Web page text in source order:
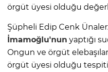
örgüt üyesi olduğu
Şüpheli Edip Cenk
İmamoğlu'nun yaptığı
Ongun ve örgüt
örgüt üyesi olduğu